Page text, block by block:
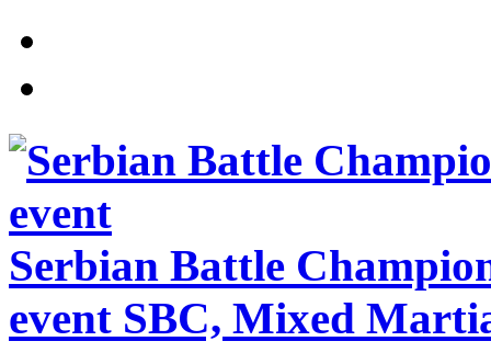
Serbian Battle
event SBC, Mixed